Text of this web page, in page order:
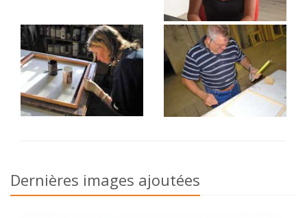
Dernières images ajoutées